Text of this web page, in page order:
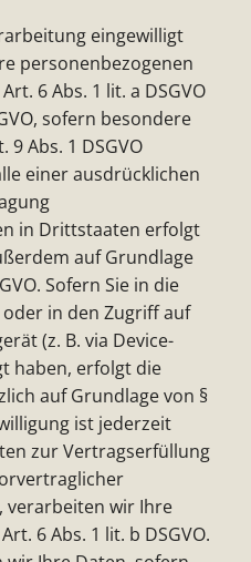
eingewilligt
personenbezogenen
6 Abs. 1 lit. a DSGVO
sofern besondere
Abs. 1 DSGVO
einer ausdrücklichen
in Drittstaaten erfolgt
auf Grundlage
Sofern Sie in die
in den Zugriff auf
(z. B. via Device-
haben, erfolgt die
auf Grundlage von §
ist jederzeit
zur Vertragserfüllung
verarbeiten wir Ihre
6 Abs. 1 lit. b DSGVO.